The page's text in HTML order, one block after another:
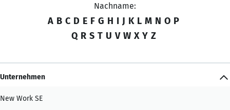
Nachname:
A B C D E F G H I J K L M N O P
Q R S T U V W X Y Z
Unternehmen
New Work SE